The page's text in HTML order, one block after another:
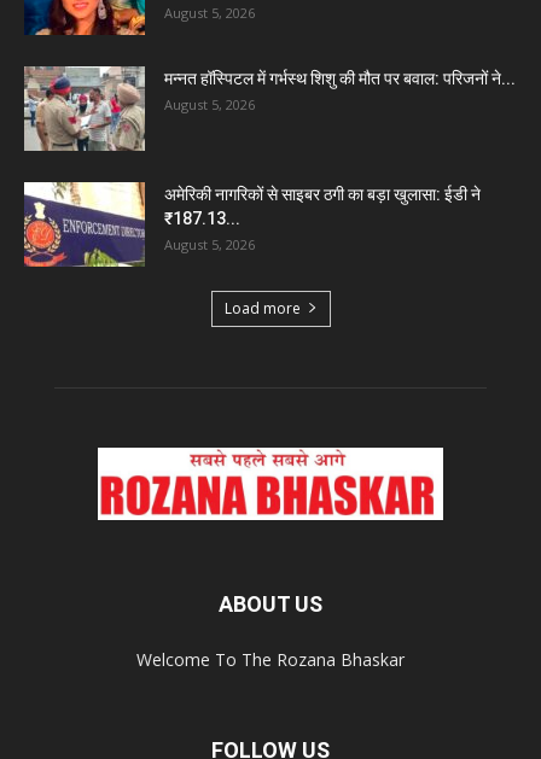
August 5, 2026
मन्नत हॉस्पिटल में गर्भस्थ शिशु की मौत पर बवाल: परिजनों ने...
August 5, 2026
अमेरिकी नागरिकों से साइबर ठगी का बड़ा खुलासा: ईडी ने
₹187.13...
August 5, 2026
Load more
ABOUT US
Welcome To The Rozana Bhaskar
FOLLOW US